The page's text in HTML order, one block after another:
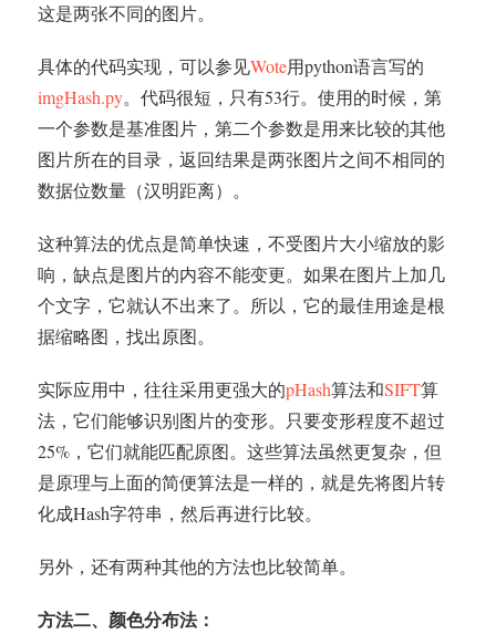
这是两张不同的图片。
具体的代码实现，可以参见Wote用python语言写的
imgHash.py。代码很短，只有53行。使用的时候，第
一个参数是基准图片，第二个参数是用来比较的其他
图片所在的目录，返回结果是两张图片之间不相同的
数据位数量（汉明距离）。
这种算法的优点是简单快速，不受图片大小缩放的影
响，缺点是图片的内容不能变更。如果在图片上加几
个文字，它就认不出来了。所以，它的最佳用途是根
据缩略图，找出原图。
实际应用中，往往采用更强大的pHash算法和SIFT算
法，它们能够识别图片的变形。只要变形程度不超过
25%，它们就能匹配原图。这些算法虽然更复杂，但
是原理与上面的简便算法是一样的，就是先将图片转
化成Hash字符串，然后再进行比较。
另外，还有两种其他的方法也比较简单。
方法二、颜色分布法：